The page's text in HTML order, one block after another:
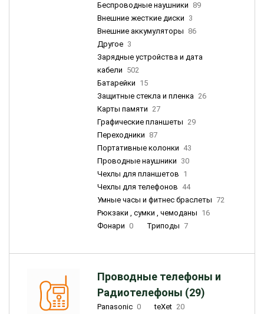
Беспроводные наушники 89
Внешние жесткие диски 3
Внешние аккумуляторы 86
Другое 3
Зарядные устройства и дата
кабели 502
Батарейки 15
Защитные стекла и пленка 26
Карты памяти 27
Графические планшеты 29
Переходники 87
Портативные колонки 43
Проводные наушники 30
Чехлы для планшетов 1
Чехлы для телефонов 44
Умные часы и фитнес браслеты 72
Рюкзаки , сумки , чемоданы 16
Фонари 0 Триподы 7
Проводные телефоны и
Радиотелефоны (29)
Panasonic 0 teXet 20